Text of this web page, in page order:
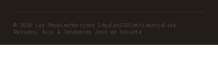
© 2026 Les Meeples Mentions légalesCGU Confidentialité
Reviews, Avis & Tendances Jeux de Société